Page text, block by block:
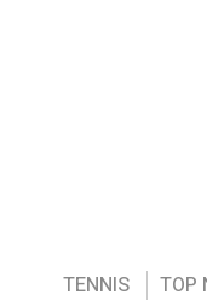
TENNIS TOP